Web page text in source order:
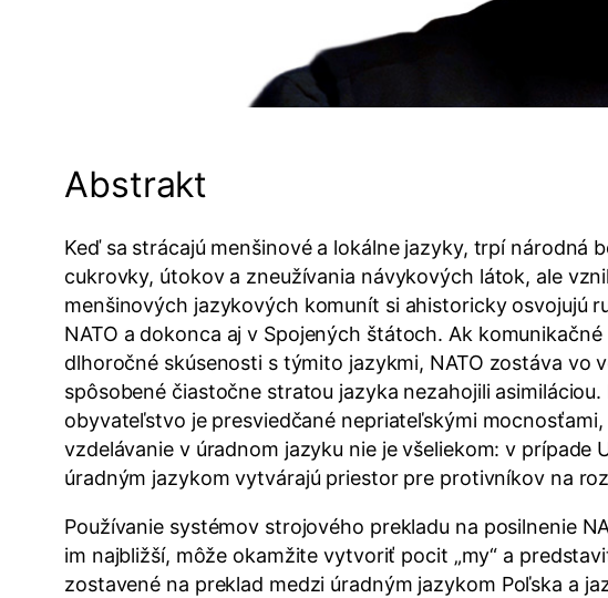
Abstrakt
Keď sa strácajú menšinové a lokálne jazyky, trpí
cukrovky, útokov a zneužívania návykových látok, ale
menšinových jazykových komunít si ahistoricky osvojujú
NATO a dokonca aj v Spojených štátoch. Ak
dlhoročné skúsenosti s týmito jazykmi, NATO zostáva
spôsobené čiastočne stratou jazyka nezahojili
obyvateľstvo je presviedčané nepriateľskými
vzdelávanie v úradnom jazyku nie je všeliekom: v
úradným jazykom vytvárajú priestor pre protivníkov na
Používanie systémov strojového prekladu na posilnenie
im najbližší, môže okamžite vytvoriť pocit „my“ a
zostavené na preklad medzi úradným jazykom Poľska a